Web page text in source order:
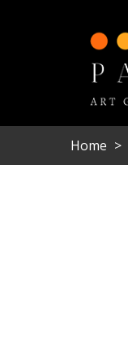
Home >